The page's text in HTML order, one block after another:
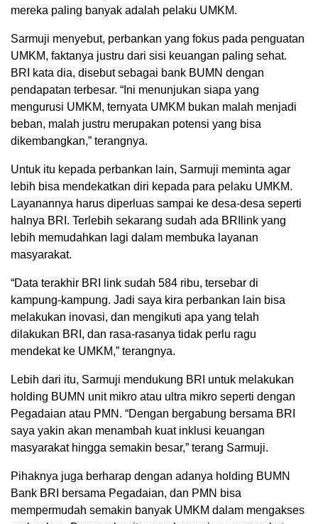
mereka paling banyak adalah pelaku UMKM.
Sarmuji menyebut, perbankan yang fokus pada penguatan
UMKM, faktanya justru dari sisi keuangan paling sehat.
BRI kata dia, disebut sebagai bank BUMN dengan
pendapatan terbesar. “Ini menunjukan siapa yang
mengurusi UMKM, ternyata UMKM bukan malah menjadi
beban, malah justru merupakan potensi yang bisa
dikembangkan,” terangnya.
Untuk itu kepada perbankan lain, Sarmuji meminta agar
lebih bisa mendekatkan diri kepada para pelaku UMKM.
Layanannya harus diperluas sampai ke desa-desa seperti
halnya BRI. Terlebih sekarang sudah ada BRIlink yang
lebih memudahkan lagi dalam membuka layanan
masyarakat.
“Data terakhir BRI link sudah 584 ribu, tersebar di
kampung-kampung. Jadi saya kira perbankan lain bisa
melakukan inovasi, dan mengikuti apa yang telah
dilakukan BRI, dan rasa-rasanya tidak perlu ragu
mendekat ke UMKM,” terangnya.
Lebih dari itu, Sarmuji mendukung BRI untuk melakukan
holding BUMN unit mikro atau ultra mikro seperti dengan
Pegadaian atau PMN. “Dengan bergabung bersama BRI
saya yakin akan menambah kuat inklusi keuangan
masyarakat hingga semakin besar,” terang Sarmuji.
Pihaknya juga berharap dengan adanya holding BUMN
Bank BRI bersama Pegadaian, dan PMN bisa
mempermudah semakin banyak UMKM dalam mengakses